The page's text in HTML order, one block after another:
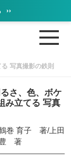
››
写真撮影の鉄則
さ、色、ボケ
み立てる 写真
巻 育子 著/上田
著